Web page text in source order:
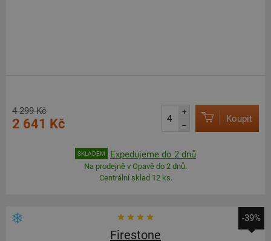
4 299 Kč
2 641 Kč
+
–
Koupit
SKLADEM Expedujeme do 2 dnů
Na prodejně v Opavě do 2 dnů.
Centrální sklad 12 ks.
-39%
Firestone